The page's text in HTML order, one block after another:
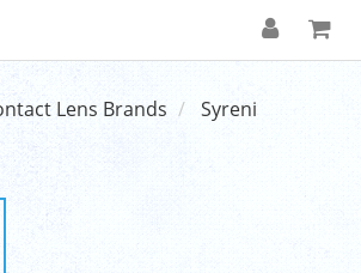
Lens Brands Syreni